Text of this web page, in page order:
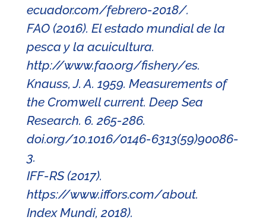
ecuador.com/febrero-2018/.
FAO (2016). El estado mundial de la
pesca y la acuicultura.
http://www.fao.org/fishery/es.
Knauss, J. A. 1959. Measurements of
the Cromwell current. Deep Sea
Research. 6. 265-286.
doi.org/10.1016/0146-6313(59)90086-
3.
IFF-RS (2017).
https://www.iffors.com/about.
Index Mundi, 2018).